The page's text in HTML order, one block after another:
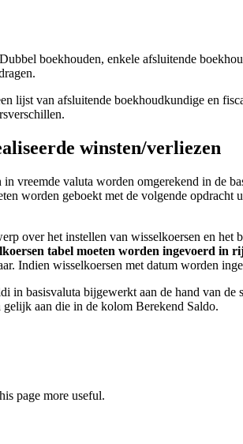
boekhouden, enkele afsluitende
lijst van afsluitende boekhoudkundige en
winsten/verliezen
vreemde valuta worden omgerekend in de
worden geboekt met de volgende opdracht
over het instellen van wisselkoersen en het
tabel moeten worden ingevoerd in
Indien wisselkoersen met datum worden
in basisvaluta bijgewerkt aan de hand van
aan die in de kolom Berekend Saldo.
page more useful.